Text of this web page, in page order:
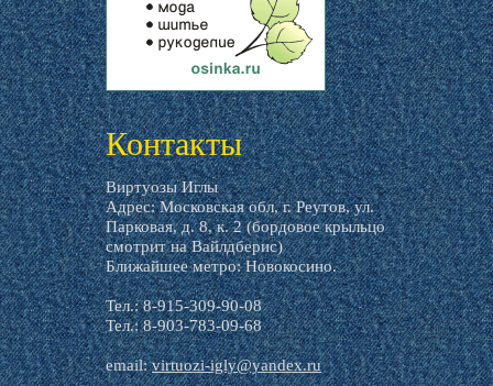
livemaster.ru
Контакты
Виртуозы Иглы
Адрес: Московская обл, г. Реутов, ул.
Парковая, д. 8, к. 2 (бордовое крыльцо
смотрит на Вайлдберис)
Ближайшее метро: Новокосино.
Тел.: 8-915-309-90-08
Тел.: 8-903-783-09-68
email:virtuozi-igly@yandex.ru